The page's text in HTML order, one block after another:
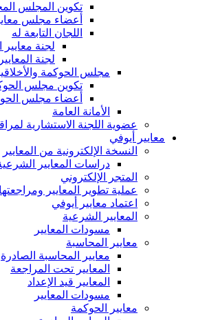
تكوين المجلس
أعضاء مجلس
اللجان التابعة له
لجنة
لجنة
مجلس الحوكمة
تكوين مجلس
أعضاء مجلس
الأمانة العامة
عضوية اللجنة الاستشارية
معايير أيوفي
النسخة الإلكترونية من المعايير
دراسات المعايير
المتجر الإلكتروني
عملية تطوير المعايير ومراجعتها
اعتماد معايير أيوفي
المعايير الشرعية
مسودات المعايير
معايير المحاسبة
معايير المحاسبة الصادرة
المعايير تحت المراجعة
المعايير قيد الإعداد
مسودات المعايير
معايير الحوكمة